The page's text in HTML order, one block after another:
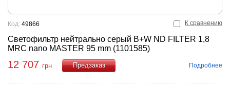
К сравнению
Светофильтр нейтрально серый B+W ND FILTER 1,8
MRC nano MASTER 95 mm (1101585)
Код: 49866
12 707 грн
Подробнее